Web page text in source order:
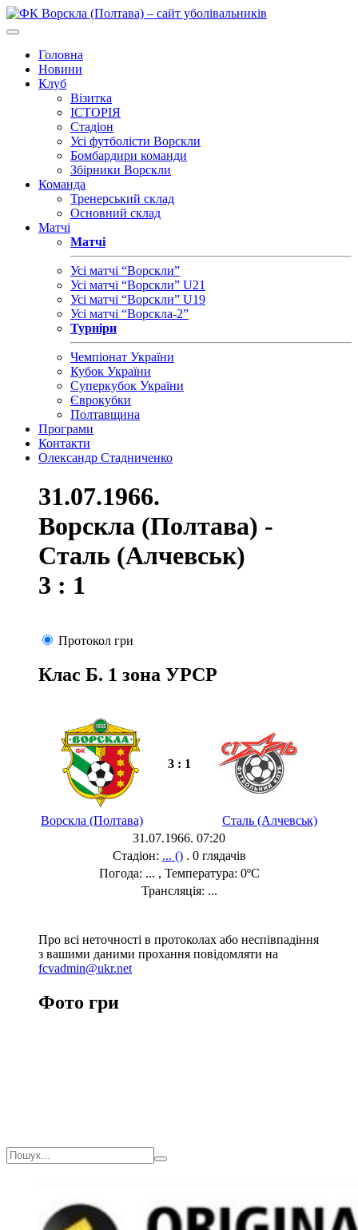
Головна
Новини
Клуб
Візитка
ІСТОРІЯ
Стадіон
Усі футболісти Ворскли
Бомбардири команди
Збірники Ворскли
Команда
Тренерський склад
Основний склад
Матчі
Матчі
Усі матчі “Ворскли”
Усі матчі “Ворскли” U21
Усі матчі “Ворскли” U19
Усі матчі “Ворскла-2”
Турніри
Чемпіонат України
Кубок України
Суперкубок України
Єврокубки
Полтавщина
Програми
Контакти
Олександр Стадниченко
31.07.1966.
Ворскла (Полтава) -
Сталь (Алчевськ)
3 : 1
Протокол гри
Клас Б. 1 зона УРСР
3 : 1
Ворскла (Полтава)
Сталь (Алчевськ)
31.07.1966. 07:20
Стадіон: ... (). 0 глядачів
Погода: ... , Температура: 0ºC
Трансляція: ...
Про всі неточності в протоколах або неспівпадіння
з вашими даними прохання повідомляти на
fcvadmin@ukr.net
Фото гри